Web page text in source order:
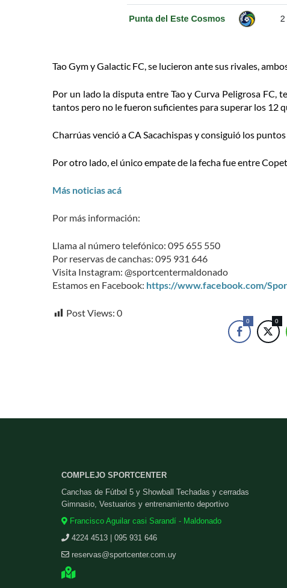
Tao Gym y Galactic FC, se lucieron ante sus rivales,
Por un lado la disputa entre Tao y Curva Peligrosa FC,
tantos pero no le fueron suficientes para superar los 12
Charrúas venció a CA Sacachispas y consiguió los
Por otro lado, el único empate de la fecha fue entre
Más noticias acá
Por más información:
Llama al número telefónico: 095 655 550
Por reservas de canchas: 095 931 646
Visita Instagram: @sportcentermaldonado
Estamos en Facebook: https://www.facebook.com/
Post Views: 0
0 0
COMPLEJO SPORTCENTER
Canchas de Fútbol 5 y Showball Techadas y cerradas
Gimnasio, Vestuarios y entrenamiento deportivo
Francisco Aguilar casi Sarandí - Maldonado
4224 4513 | 095 931 646
reservas@sportcenter.com.uy